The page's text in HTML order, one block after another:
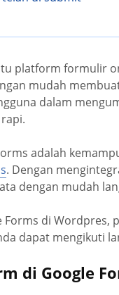
platform formulir
mudah
dalam
adalah
. Dengan
dengan mudah
Forms di
dapat mengikuti
di Google